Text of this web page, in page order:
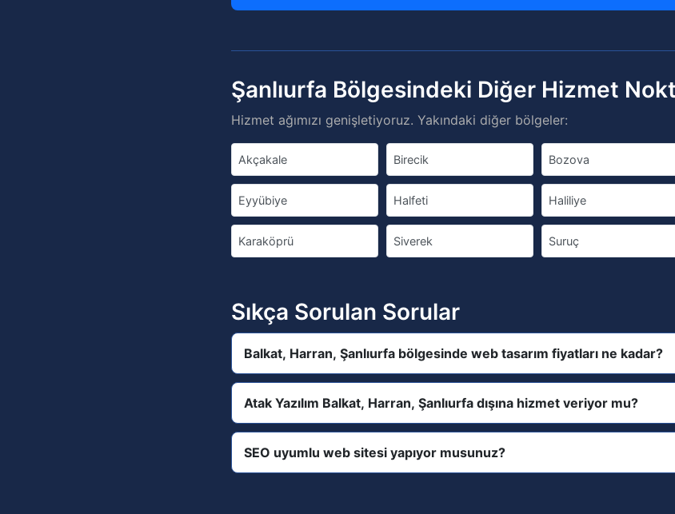
Şanlıurfa Bölgesindeki Diğer Hizmet
Hizmet ağımızı genişletiyoruz. Yakındaki diğer bölgeler:
Akçakale Birecik Bozova
Eyyübiye Halfeti Haliliye
Karaköprü Siverek Suruç
Sıkça Sorulan Sorular
Balkat, Harran, Şanlıurfa bölgesinde web tasarım fiyatları ne kadar?
Atak Yazılım Balkat, Harran, Şanlıurfa dışına hizmet veriyor mu?
SEO uyumlu web sitesi yapıyor musunuz?